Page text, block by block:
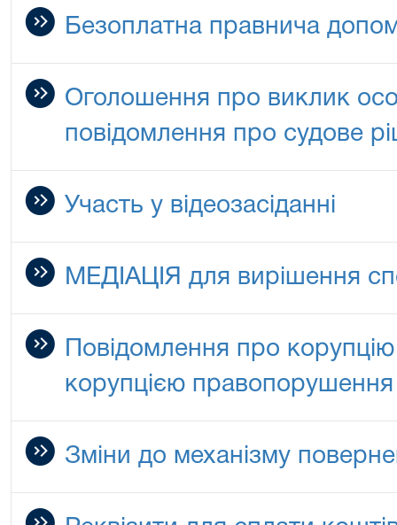
Безоплатна правнича
Оголошення про виклик
повідомлення про судове
Участь у відеозасіданні
МЕДІАЦІЯ для вирішення
Повідомлення про
корупцією правопорушення
Зміни до механізму